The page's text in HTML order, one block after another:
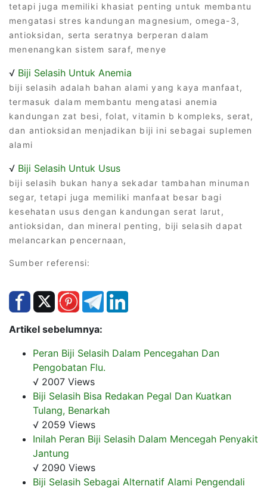
tetapi juga memiliki khasiat penting untuk membantu
mengatasi stres kandungan magnesium, omega-3,
antioksidan, serta seratnya berperan dalam
menenangkan sistem saraf, menye
√ Biji Selasih Untuk Anemia
biji selasih adalah bahan alami yang kaya manfaat,
termasuk dalam membantu mengatasi anemia
kandungan zat besi, folat, vitamin b kompleks, serat,
dan antioksidan menjadikan biji ini sebagai suplemen
alami
√ Biji Selasih Untuk Usus
biji selasih bukan hanya sekadar tambahan minuman
segar, tetapi juga memiliki manfaat besar bagi
kesehatan usus dengan kandungan serat larut,
antioksidan, dan mineral penting, biji selasih dapat
melancarkan pencernaan,
Sumber referensi:
Artikel sebelumnya:
Peran Biji Selasih Dalam Pencegahan Dan
Pengobatan Flu.
√ 2007 Views
Biji Selasih Bisa Redakan Pegal Dan Kuatkan
Tulang, Benarkah
√ 2059 Views
Inilah Peran Biji Selasih Dalam Mencegah Penyakit
Jantung
√ 2090 Views
Biji Selasih Sebagai Alternatif Alami Pengendali